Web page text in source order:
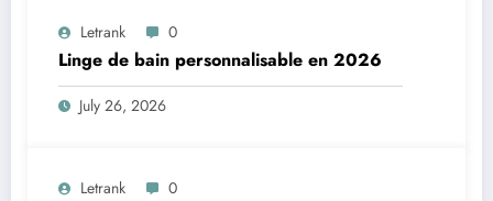
Letrank 0
Linge de bain personnalisable en 2026
July 26, 2026
Letrank 0